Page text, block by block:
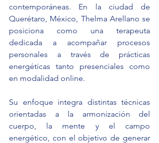
contemporáneas. En la ciudad de
Querétaro, México, Thelma Arellano se
posiciona como una terapeuta
dedicada a acompañar procesos
personales a través de prácticas
energéticas tanto presenciales como
en modalidad online.
Su enfoque integra distintas técnicas
orientadas a la armonización del
cuerpo, la mente y el campo
energético, con el objetivo de generar